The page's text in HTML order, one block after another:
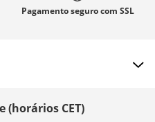
Pagamento seguro com SSL
(horários CET)